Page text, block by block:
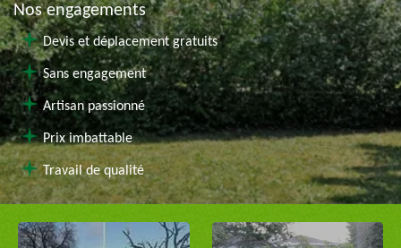
Nos engagements
Devis et déplacement gratuits
Sans engagement
Artisan passionné
Prix imbattable
Travail de qualité